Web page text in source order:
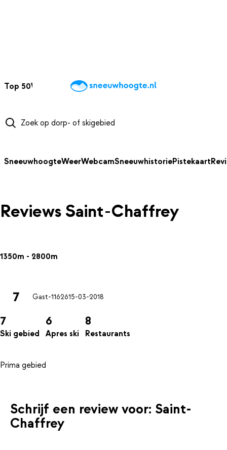
Top 50Webcams WintersportweerKaarten
SneeuwhoogteWeerWebcamSneeuwhistoriePistekaart
Reviews Saint-Chaffrey
1350m - 2800m
7 Gast-1162615-03-2018
7
Ski gebied
6
Apres ski
8
Restaurants
Schrijf een review voor: Saint-
Chaffrey